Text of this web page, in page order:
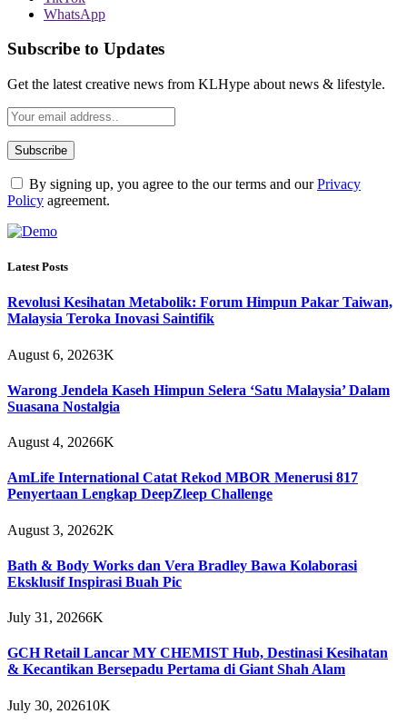
WhatsApp
Subscribe to Updates
Get the latest creative news from KLHype about news & lifestyle.
By signing up, you agree to the our terms and ourPrivacy
Policy agreement.
Latest Posts
Revolusi Kesihatan Metabolik: Forum Himpun Pakar Taiwan,
Malaysia Teroka Inovasi Saintifik
August 6, 20263K
Warong Jendela Kaseh Himpun Selera ‘Satu Malaysia’ Dalam
Suasana Nostalgia
August 4, 20266K
AmLife International Catat Rekod MBOR Menerusi 817
Penyertaan Lengkap DeepZleep Challenge
August 3, 20262K
Bath & Body Works dan Vera Bradley Bawa Kolaborasi
Eksklusif Inspirasi Buah Pic
July 31, 20266K
GCH Retail Lancar MY CHEMIST Hub, Destinasi Kesihatan
& Kecantikan Bersepadu Pertama di Giant Shah Alam
July 30, 202610K